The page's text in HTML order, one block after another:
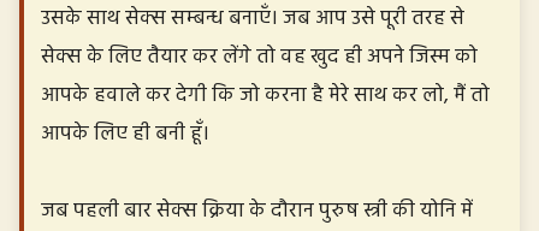
उसके साथ सेक्स सम्बन्ध बनाएँ। जब आप उसे पूरी तरह से
सेक्स के लिए तैयार कर लेंगे तो वह खुद ही अपने जिस्म को
आपके हवाले कर देगी कि जो करना है मेरे साथ कर लो, मैं तो
आपके लिए ही बनी हूँ।
जब पहली बार सेक्स क्रिया के दौरान पुरुष स्त्री की योनि में